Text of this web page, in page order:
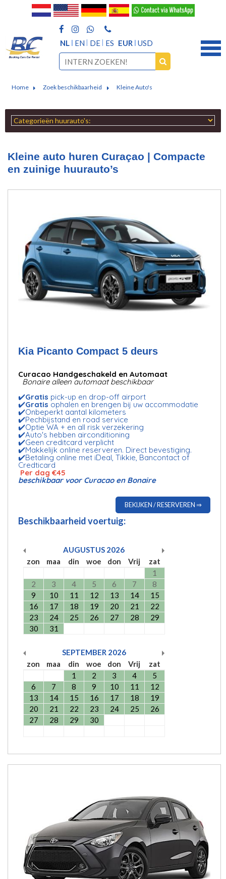
NL EN DE ES EUR USD
Home Zoek beschikbaarheid Kleine Auto's
Kleine auto huren Curaçao | Compacte
en zuinige huurauto’s
Kia Picanto Compact 5 deurs
Curacao Handgeschakeld en Automaat
Bonaire alleen automaat beschikbaar
✔️Gratis pick-up en drop-off airport
✔️Gratis ophalen en brengen bij uw accommodatie
✔️Onbeperkt aantal kilometers
✔️Pechbijstand en road service
✔️Optie WA + en all risk verzekering
✔️Auto's hebben airconditioning
✔️Geen creditcard verplicht
✔️Makkelijk online reserveren. Direct bevestiging.
✔️Betaling online met iDeal, Tikkie, Bancontact of
Credticard
Per dag €45
beschikbaar voor Curacao en Bonaire
BEKIJKEN / RESERVEREN ⇒
Beschikbaarheid voertuig:
AUGUSTUS 2026
zon
maa din woe don Vrij
zat
1
2
3 4 5 6 7
8
9
10 11 12 13 14
15
16
17 18 19 20 21
22
23
24 25 26 27 28
29
30
31
SEPTEMBER 2026
zon
maa din woe don Vrij
zat
1
2 3 4
5
6
7 8 9 10 11
12
13
14 15 16 17 18
19
20
21 22 23 24 25
26
27
28 29 30